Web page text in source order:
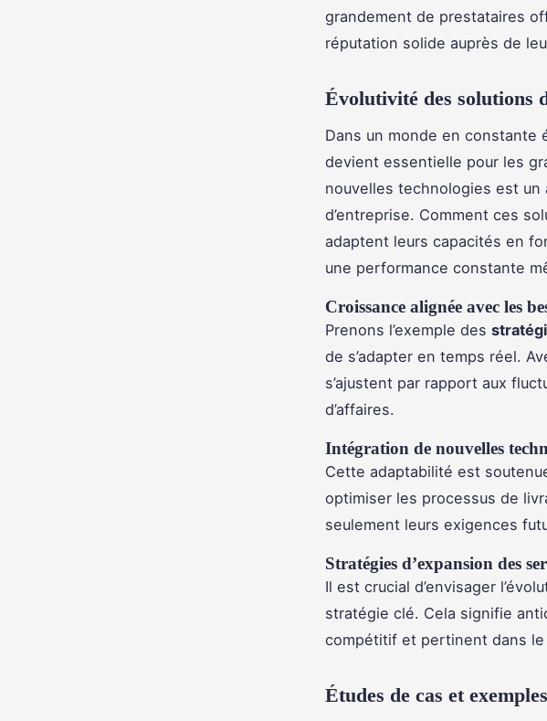
grandement de prestataires
réputation solide auprès de
Évolutivité des solutions
Dans un monde en constante
devient essentielle pour les
nouvelles technologies est
d’entreprise. Comment ces
adaptent leurs capacités en
une performance constante
Croissance alignée avec les
Prenons l’exemple des
de s’adapter en temps réel.
s’ajustent par rapport aux
d’affaires.
Intégration de nouvelles
Cette adaptabilité est
optimiser les processus de
seulement leurs exigences
Stratégies d’expansion des
Il est crucial d’envisager
stratégie clé. Cela signifie
compétitif et pertinent dans
Études de cas et